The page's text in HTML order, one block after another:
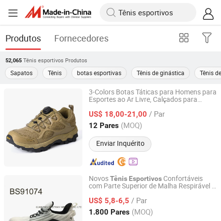
Produtos Fornecedores
52,065 Tênis esportivos Produtos
Sapatos Tênis botas esportivas Tênis de ginástica Tênis
3-Colors Botas Táticas para Homens para
Esportes ao Ar Livre, Calçados para
US$ 18,00-21,00 / Par
12 Pares (MOQ)
Enviar Inquérito
Yiwu Wisdom Import & Export Co., Ltd.
Zhejiang, China Desde 2009
NovosTênis Esportivos Confortáveis
com Parte Superior de Malha Respirável e
US$ 5,8-6,5 / Par
1.800 Pares (MOQ)
Quanzhou Bestway Import and Export Co., Ltd.
Fujian, China Desde 2018